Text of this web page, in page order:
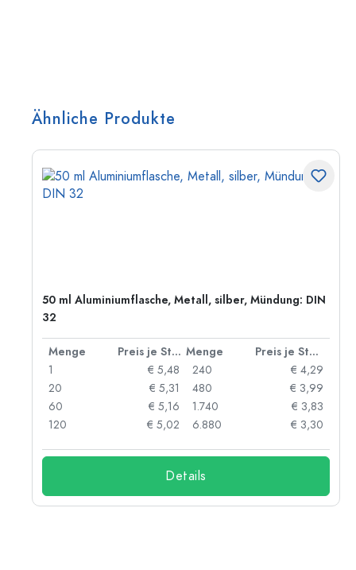
Ähnliche Produkte
50 ml Aluminiumflasche, Metall, silber, Mündung: DIN
32
Menge Preis je Stück Menge
Preis je Stück
1
€ 5,48
20
€ 5,31
60
€ 5,16
120
€ 5,02
240
€ 4,29
480
€ 3,99
1.740
€ 3,83
6.880
€ 3,30
Details